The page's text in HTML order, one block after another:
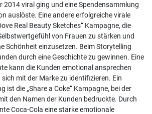
2014 viral ging und eine Spendensammlung
auslöste. Eine andere erfolgreiche virale
Real Beauty Sketches“ Kampagne, die
von Frauen zu stärken und
Schönheit einzusetzen. Beim Storytelling
durch eine Geschichte zu gewinnen. Eine
kann die Kunden emotional ansprechen
mit der Marke zu identifizieren. Ein
ist die „Share a Coke“ Kampagne, bei der
den Namen der Kunden bedruckte. Durch
Coca-Cola eine starke emotionale